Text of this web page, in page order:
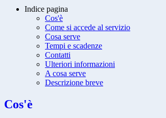
Indice pagina
Cos'è
Come si accede al servizio
Cosa serve
Tempi e scadenze
Contatti
Ulteriori informazioni
A cosa serve
Descrizione breve
Cos'è